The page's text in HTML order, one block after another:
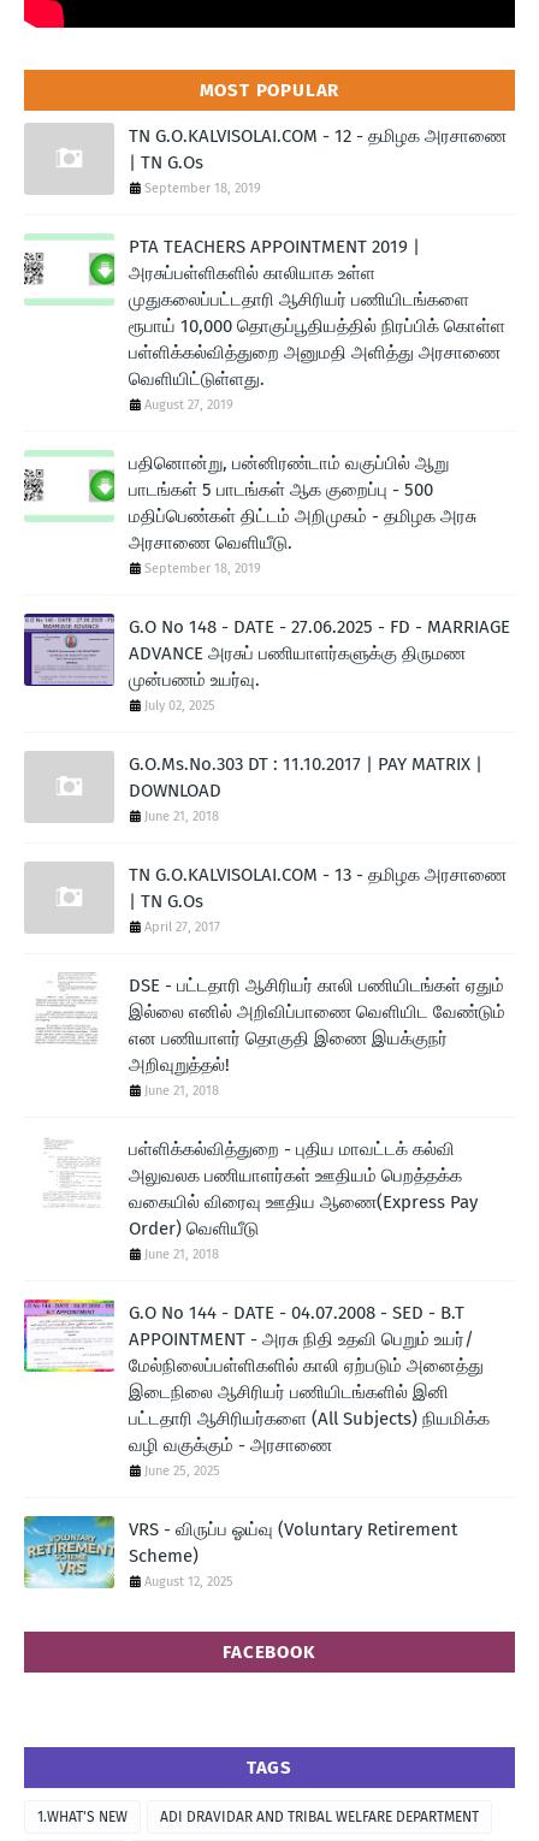
MOST POPULAR
TN G.O.KALVISOLAI.COM - 12 - தமிழக அரசாணை
| TN G.Os
September 18, 2019
PTA TEACHERS APPOINTMENT 2019 |
அரசுப்பள்ளிகளில் காலியாக உள்ள
முதுகலைப்பட்டதாரி ஆசிரியர் பணியிடங்களை
ரூபாய் 10,000 தொகுப்பூதியத்தில் நிரப்பிக் கொள்ள
பள்ளிக்கல்வித்துறை அனுமதி அளித்து அரசாணை
வெளியிட்டுள்ளது.
August 27, 2019
பதினொன்று, பன்னிரண்டாம் வகுப்பில் ஆறு
பாடங்கள் 5 பாடங்கள் ஆக குறைப்பு - 500
மதிப்பெண்கள் திட்டம் அறிமுகம் - தமிழக அரசு
அரசாணை வெளியீடு.
September 18, 2019
G.O No 148 - DATE - 27.06.2025 - FD - MARRIAGE
ADVANCE அரசுப் பணியாளர்களுக்கு திருமண
முன்பணம் உயர்வு.
July 02, 2025
G.O.Ms.No.303 DT : 11.10.2017 | PAY MATRIX |
DOWNLOAD
June 21, 2018
TN G.O.KALVISOLAI.COM - 13 - தமிழக அரசாணை
| TN G.Os
April 27, 2017
DSE - பட்டதாரி ஆசிரியர் காலி பணியிடங்கள் ஏதும்
இல்லை எனில் அறிவிப்பாணை வெளியிட வேண்டும்
என பணியாளர் தொகுதி இணை இயக்குநர்
அறிவுறுத்தல்!
June 21, 2018
பள்ளிக்கல்வித்துறை - புதிய மாவட்டக் கல்வி
அலுவலக பணியாளர்கள் ஊதியம் பெறத்தக்க
வகையில் விரைவு ஊதிய ஆணை(Express Pay
Order) வெளியீடு
June 21, 2018
G.O No 144 - DATE - 04.07.2008 - SED - B.T
APPOINTMENT - அரசு நிதி உதவி பெறும் உயர்/
மேல்நிலைப்பள்ளிகளில் காலி ஏற்படும் அனைத்து
இடைநிலை ஆசிரியர் பணியிடங்களில் இனி
பட்டதாரி ஆசிரியர்களை (All Subjects) நியமிக்க
வழி வகுக்கும் - அரசாணை
June 25, 2025
VRS - விருப்ப ஓய்வு (Voluntary Retirement
Scheme)
August 12, 2025
FACEBOOK
TAGS
1.WHAT'S NEW ADI DRAVIDAR AND TRIBAL WELFARE DEPARTMENT